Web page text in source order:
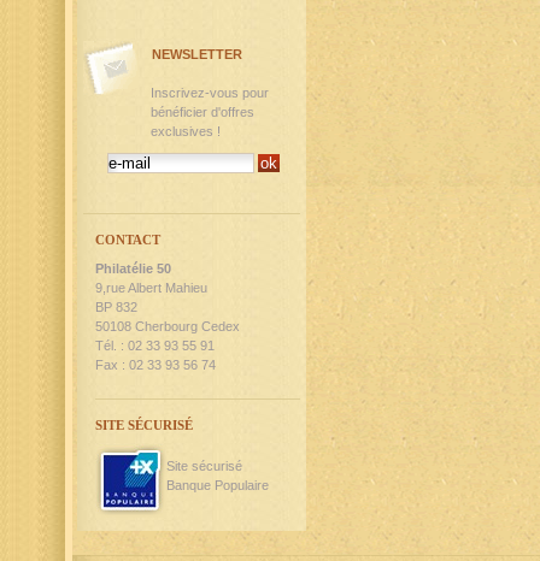
NEWSLETTER
Inscrivez-vous pour
bénéficier d'offres
exclusives !
CONTACT
Philatélie 50
9,rue Albert Mahieu
BP 832
50108 Cherbourg Cedex
Tél. : 02 33 93 55 91
Fax : 02 33 93 56 74
SITE SÉCURISÉ
Site sécurisé
Banque Populaire